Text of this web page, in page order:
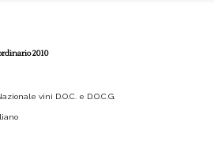
2010
vini D.O.C. e D.O.C.G.